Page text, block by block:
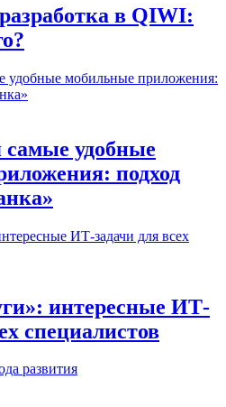
в QIWI:
самые удобные
подход
интересные ИТ-
специалистов